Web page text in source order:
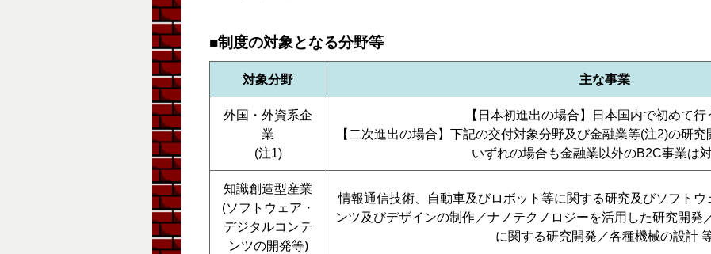
■制度の対象となる分野等
対象分野 主な事業
外国・外資系企
業
(注1)
【日本初進出の場合】日本国内で初めて行
【二次進出の場合】下記の交付対象分野及び金融業等(注2)の研
いずれの場合も金融業以外のB2C事業は
知識創造型産業
(ソフトウェア・
デジタルコンテ
ンツの開発等)
情報通信技術、自動車及びロボット等に関する研究及びソフト
ンツ及びデザインの制作／ナノテクノロジーを活用した研究開発
に関する研究開発／各種機械の設計